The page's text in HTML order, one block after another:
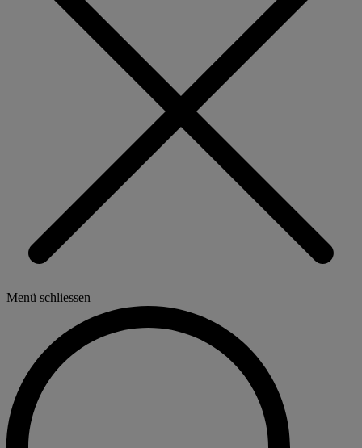
Menü schliessen